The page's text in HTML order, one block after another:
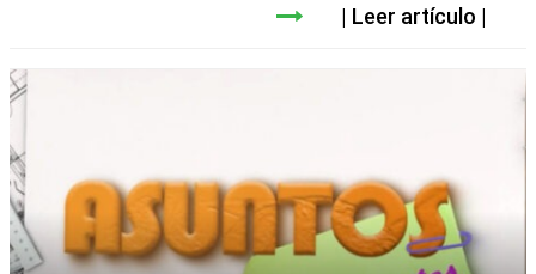
Leer artículo